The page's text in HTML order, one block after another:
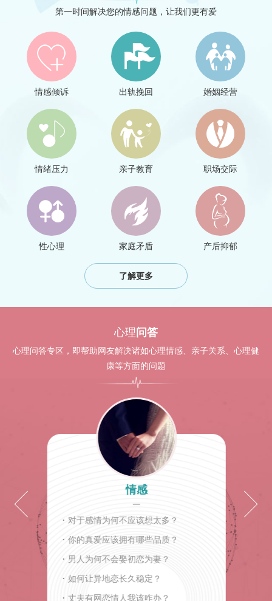
第一时间解决您的情感问题，让我们更有爱
情感倾诉 出轨挽回 婚姻经营
情绪压力 亲子教育 职场交际
性心理 家庭矛盾 产后抑郁
了解更多
心理 问答
心理问答专区，即帮助网友解决诸如心理情感、亲子关系、心理健
康等方面的问题
情感
· 对于感情为何不应该想太多？
· 你的真爱应该拥有哪些品质？
· 男人为何不会娶初恋为妻？
· 如何让异地恋长久稳定？
· 丈夫有网恋情人我该咋办？